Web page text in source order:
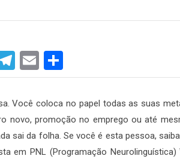
Telegram
Email
Você coloca no papel todas as suas
novo, promoção no emprego ou até
sai da folha. Se você é esta pessoa,
em PNL (Programação